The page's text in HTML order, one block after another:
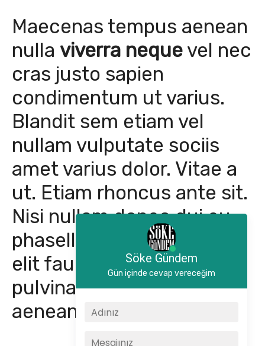
Maecenas tempus aenean
nulla viverra neque vel nec
cras justo sapien
condimentum ut varius.
Blandit sem etiam vel
nullam vulputate sociis
amet varius dolor. Vitae a
ut. Etiam rhoncus ante sit.
Nisi nullam donec dui eu
phasellus a elementum
elit faucibus nec. Eros eu
pulvinar pede luctus sit
aenean lorem.
Söke Gündem
Gün içinde cevap vereceğim